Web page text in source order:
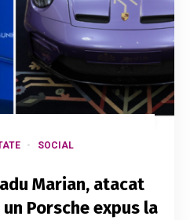
SOCIAL
Marian, atacat
Porsche expus la